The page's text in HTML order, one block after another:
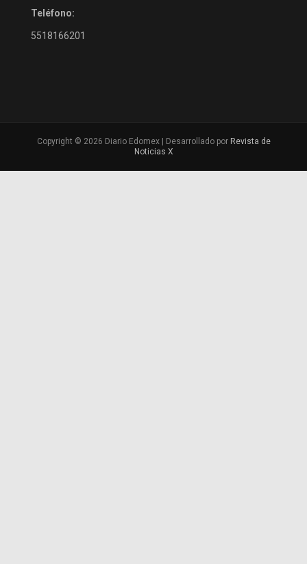
Teléfono:
5518166201
Copyright © 2026 Diario Edomex | Desarrollado por Revista de
Noticias X